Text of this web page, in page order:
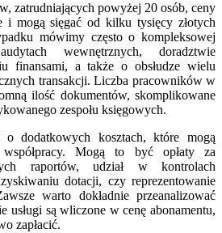
zatrudniających powyżej 20 osób, ceny
i mogą sięgać od kilku tysięcy złotych
mówimy często o kompleksowej
wewnętrznych, doradztwie
finansami, a także o obsłudze wielu
transakcji. Liczba pracowników w
ilość dokumentów, skomplikowane
zespołu księgowych.
o dodatkowych kosztach, które mogą
Mogą to być opłaty za
raportów, udział w kontrolach
dotacji, czy reprezentowanie
warto dokładnie przeanalizować
usługi są wliczone w cenę abonamentu,
zapłacić.